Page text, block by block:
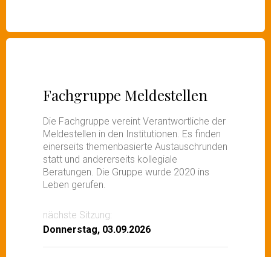
Fachgruppe Meldestellen
Die Fachgruppe vereint Verantwortliche der
Meldestellen in den Institutionen. Es finden
einerseits themenbasierte Austauschrunden
statt und andererseits kollegiale
Beratungen. Die Gruppe wurde 2020 ins
Leben gerufen.
nächste Sitzung:
Donnerstag, 03.09.2026